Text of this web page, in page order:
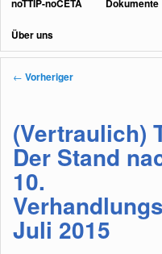
noTTIP-noCETA Dokumente
Über uns
Beitragsnavigation
← Vorheriger
(Vertraulich)
Der Stand
10.
Juli 2015